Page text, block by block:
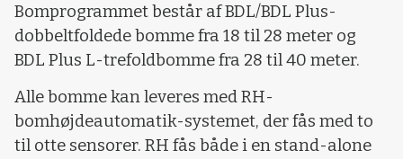
Bomprogrammet består af BDL/BDL Plus-
dobbeltfoldede bomme fra 18 til 28 meter og
BDL Plus L-trefoldbomme fra 28 til 40 meter.
Alle bomme kan leveres med RH-
bomhøjdeautomatik-systemet, der fås med to
til otte sensorer. RH fås både i en stand-alone